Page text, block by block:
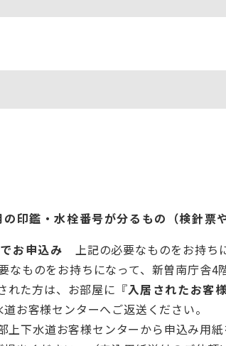
印鑑・水栓番号が分るもの（検針票
お申込み
上記の必要なものをお持ち
なものをお持ちになって、新曽南庁舎
れた方は、お部屋に『入居されたお客
お客様センターへご返送ください。
上下水道お客様センターから申込み用